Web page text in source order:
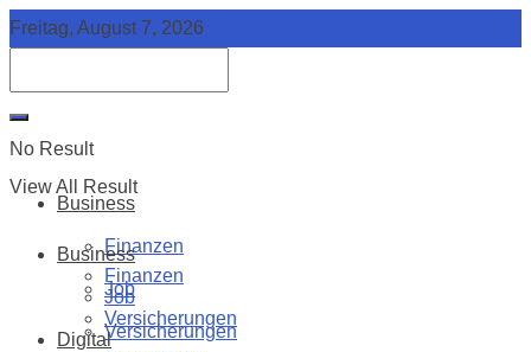
Freitag, August 7, 2026
No Result
View All Result
Business
Finanzen
Job
Versicherungen
Business
Finanzen
Job
Versicherungen
Digital